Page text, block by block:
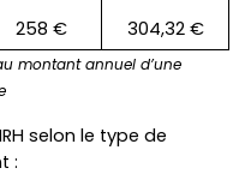
258 € 304,32 €
montant annuel d’une
selon le type de
: